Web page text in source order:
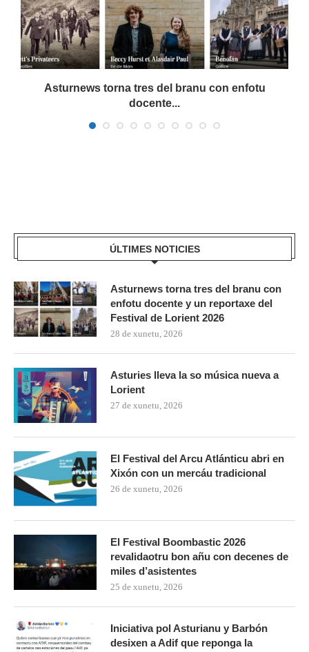
Asturnews torna tres del branu con enfotu
docente...
ÚLTIMES NOTICIES
Asturnews torna tres del branu con
enfotu docente y un reportaxe del
Festival de Lorient 2026
28 de xunetu, 2026
Asturies lleva la so música nueva a
Lorient
27 de xunetu, 2026
El Festival del Arcu Atlánticu abri en
Xixón con un mercáu tradicional
26 de xunetu, 2026
El Festival Boombastic 2026
revalidaotru bon añu con decenes de
miles d’asistentes
25 de xunetu, 2026
Iniciativa pol Asturianu y Barbón
desixen a Adif que reponga la